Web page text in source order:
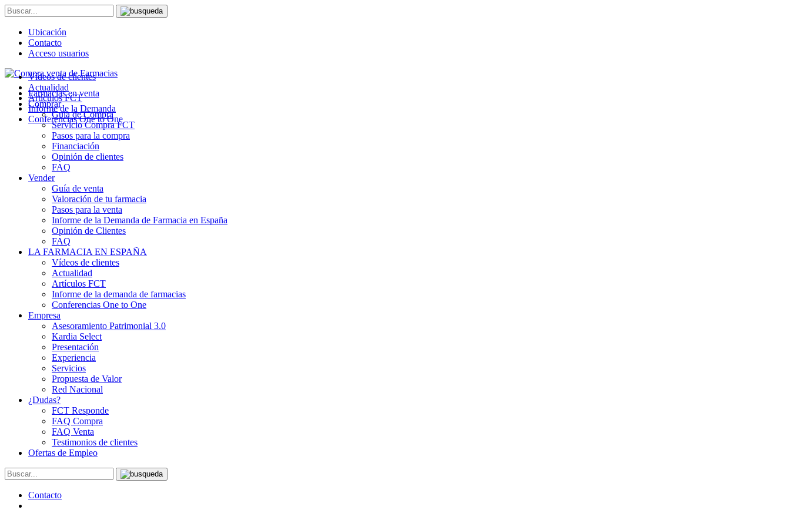
Ubicación
Contacto
Acceso usuarios
Farmacias en venta
Comprar
Guía de Compra
Servicio Compra FCT
Pasos para la compra
Financiación
Opinión de clientes
FAQ
Vender
Guía de venta
Valoración de tu farmacia
Pasos para la venta
Informe de la Demanda de Farmacia en España
Opinión de Clientes
FAQ
LA FARMACIA EN ESPAÑA
Vídeos de clientes
Actualidad
Artículos FCT
Informe de la demanda de farmacias
Conferencias One to One
Empresa
Asesoramiento Patrimonial 3.0
Kardia Select
Presentación
Experiencia
Servicios
Propuesta de Valor
Red Nacional
¿Dudas?
FCT Responde
FAQ Compra
FAQ Venta
Testimonios de clientes
Ofertas de Empleo
Contacto
Vídeos de clientes
Actualidad
Artículos FCT
Informe de la Demanda
Conferencias One to One